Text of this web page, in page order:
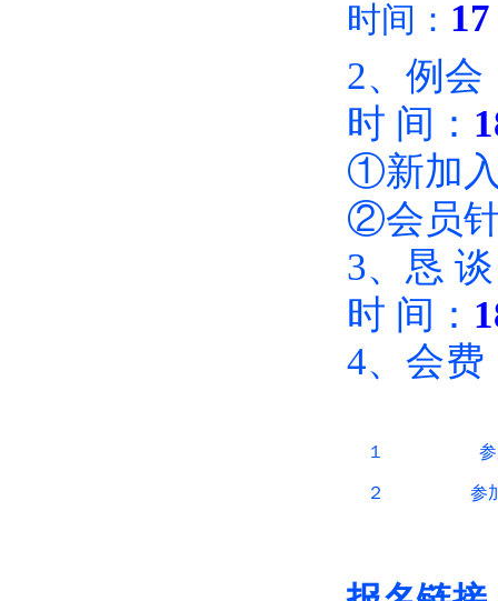
时间： 17
2、例会
时 间：
①新加
②会员
3、恳
时 间：
4、 会费
１
２ 参